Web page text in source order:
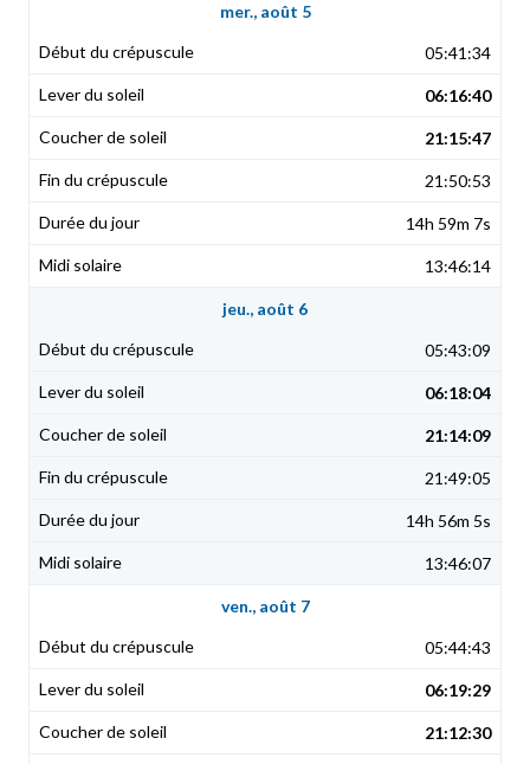
mer., août 5
05:41:34
06:16:40
21:15:47
21:50:53
14h 59m 7s
13:46:14
jeu., août 6
05:43:09
06:18:04
21:14:09
21:49:05
14h 56m 5s
13:46:07
ven., août 7
05:44:43
06:19:29
21:12:30